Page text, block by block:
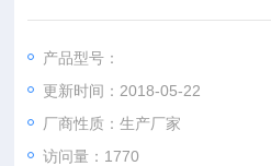
： 采用大规模集成电路设计，性能稳定可靠，体积更小，智能更
： 外表面全镀镍，防锈防腐蚀
： 四轮搬运小车，增加吊秤服务范围
产品型号：
更新时间：2018-05-22
厂商性质：生产厂家
访问量：1770